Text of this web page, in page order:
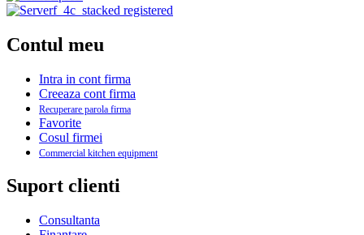
Contul meu
Intra in cont firma
Creeaza cont firma
Recuperare parola firma
Favorite
Cosul firmei
Commercial kitchen equipment
Suport clienti
Consultanta